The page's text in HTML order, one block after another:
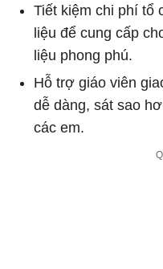
Tiết kiệm chi phí tổ
liệu để cung cấp
liệu phong phú.
Hỗ trợ giáo viên
dễ dàng, sát sao
các em.